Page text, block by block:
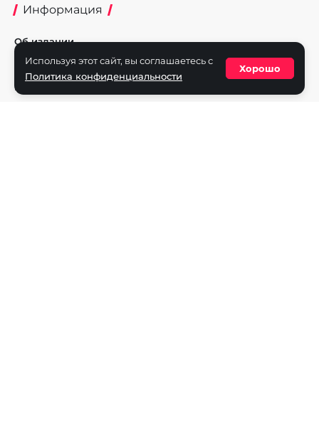
Информация
Об издании
Реклама на портале
Политика конфиденциальности
Используя этот сайт, вы соглашаетесь с
Политика конфиденциальности
Хорошо